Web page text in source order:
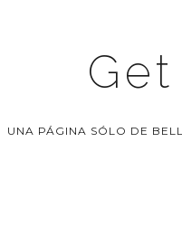
UNA PÁGINA SÓLO DE